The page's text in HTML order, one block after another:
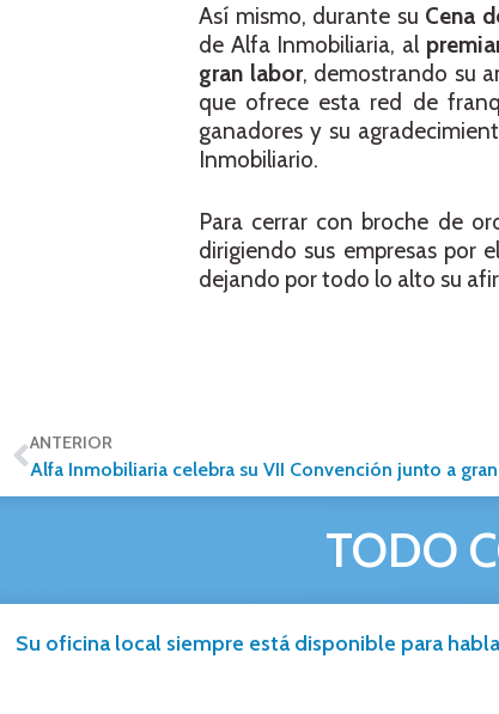
Así mismo, durante su Cena
de Alfa Inmobiliaria, al
gran labor, demostrando su
que ofrece esta red de
ganadores y su
Inmobiliario.
Para cerrar con broche de
dirigiendo sus empresas por
dejando por todo lo alto su
ANTERIOR
TODO
Su oficina local siempre está disponible para